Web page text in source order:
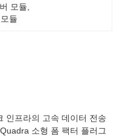
모듈
듈
인프라의 고속 데이터 전송
소형 폼 팩터 플러그